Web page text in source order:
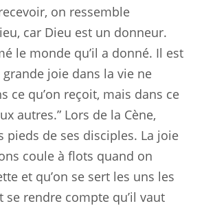
on ressemble
car Dieu est un donneur.
le monde qu’il a donné. Il est
grande joie dans la vie ne
ce qu’on reçoit, mais dans ce
autres.” Lors de la Cène,
pieds de ses disciples. La joie
coule à flots quand on
et qu’on se sert les uns les
se rendre compte qu’il vaut